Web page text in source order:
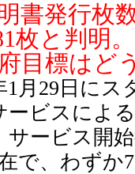
書発行
枚と判明
目標はど
月29日にス
ービスによ
サービス開
で、わずか